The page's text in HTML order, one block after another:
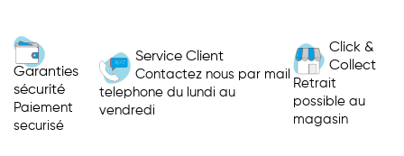
Garanties
sécurité
Paiement
securisé
Service Client
Contactez nous par mail
telephone du lundi au
vendredi
Click &
Collect
Retrait
possible au
magasin